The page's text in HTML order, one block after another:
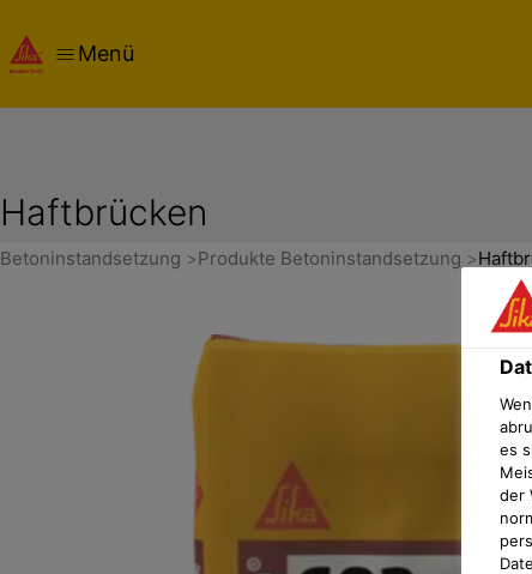
Menü
Haftbrücken
Betoninstandsetzung Produkte Betoninstandsetzung
es
der